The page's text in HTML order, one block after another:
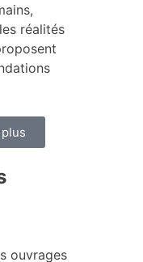
réalités
ouvrages